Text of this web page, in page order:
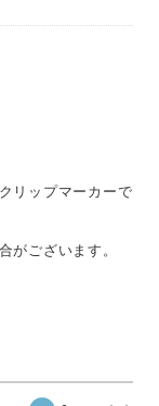
リップマーカーで
がございます。